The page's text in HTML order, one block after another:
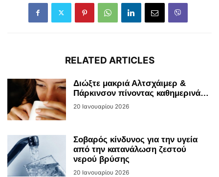
RELATED ARTICLES
Διώξτε μακριά Αλτσχάιμερ &
Πάρκινσον πίνοντας καθημερινά…
20 Ιανουαρίου 2026
Σοβαρός κίνδυνος για την υγεία
από την κατανάλωση ζεστού
νερού βρύσης
20 Ιανουαρίου 2026